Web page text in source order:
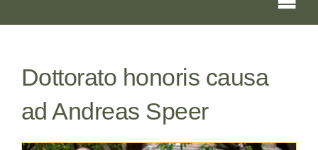
L’ordine benedettino
Dottorato honoris causa
ad Andreas Speer